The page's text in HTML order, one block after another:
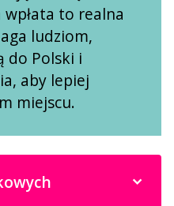
wpłata to realna
ludziom,
do Polski i
aby lepiej
miejscu.